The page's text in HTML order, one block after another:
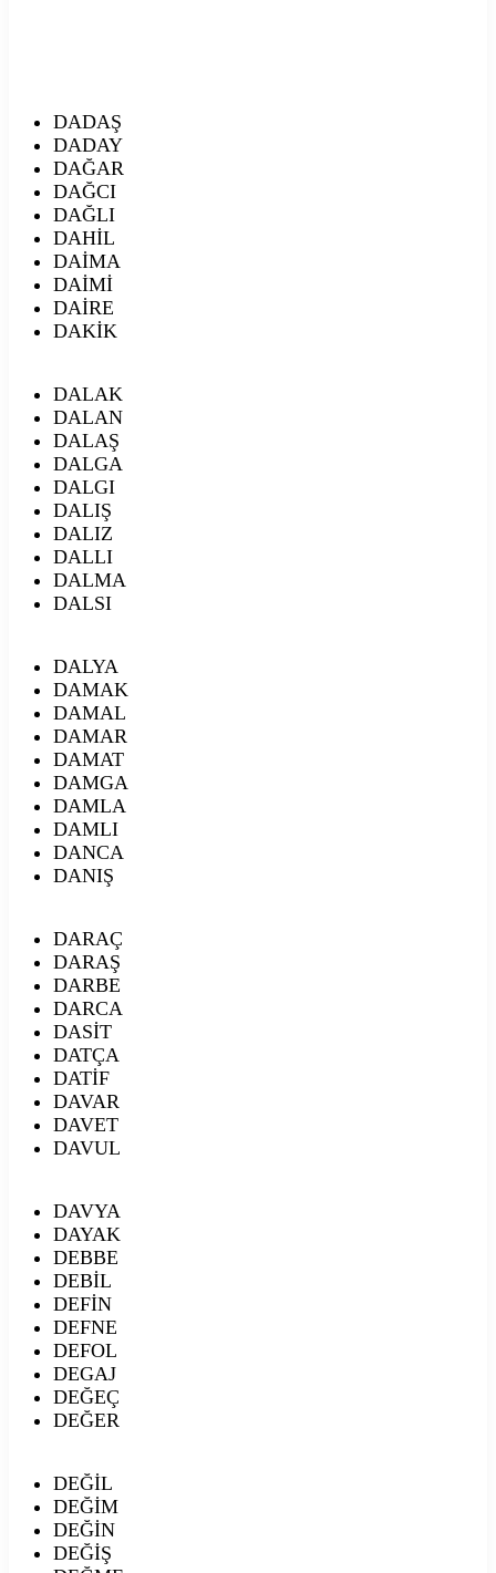
DADAŞ
DADAY
DAĞAR
DAĞCI
DAĞLI
DAHİL
DAİMA
DAİMİ
DAİRE
DAKİK
DALAK
DALAN
DALAŞ
DALGA
DALGI
DALIŞ
DALIZ
DALLI
DALMA
DALSI
DALYA
DAMAK
DAMAL
DAMAR
DAMAT
DAMGA
DAMLA
DAMLI
DANCA
DANIŞ
DARAÇ
DARAŞ
DARBE
DARCA
DASİT
DATÇA
DATİF
DAVAR
DAVET
DAVUL
DAVYA
DAYAK
DEBBE
DEBİL
DEFİN
DEFNE
DEFOL
DEGAJ
DEĞEÇ
DEĞER
DEĞİL
DEĞİM
DEĞİN
DEĞİŞ